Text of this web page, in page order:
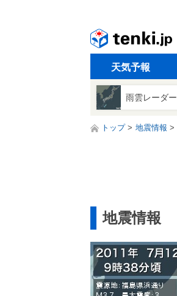
天気予報
雨雲レーダー
トップ 地震情報
地震情報